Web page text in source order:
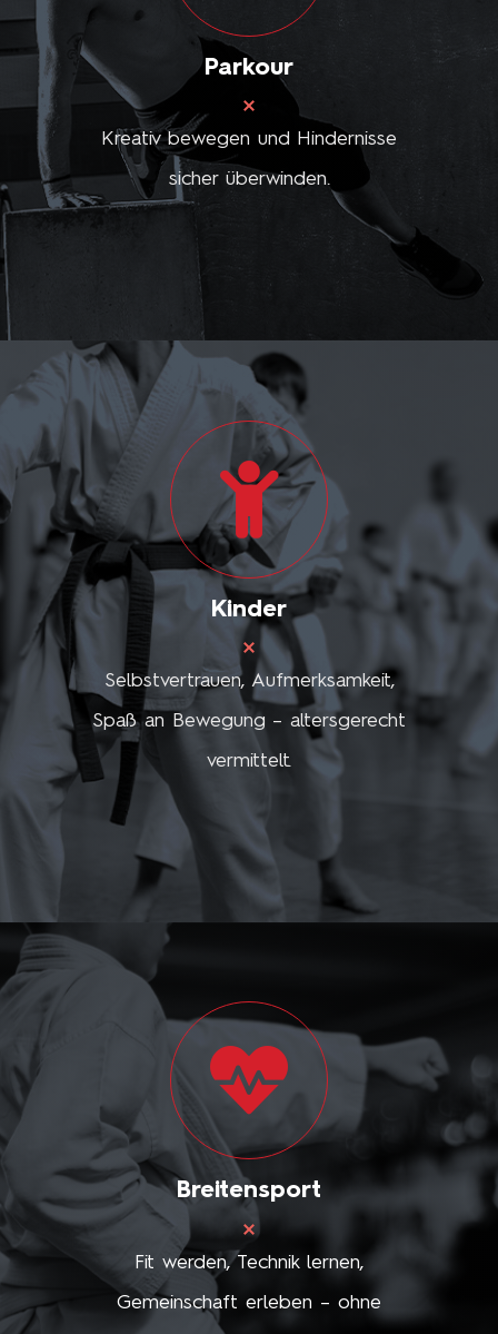
Parkour
Kreativ bewegen und Hindernisse
sicher überwinden.
Kinder
Selbstvertrauen, Aufmerksamkeit,
Spaß an Bewegung – altersgerecht
vermittelt.
Breitensport
Fit werden, Technik lernen,
Gemeinschaft erleben – ohne